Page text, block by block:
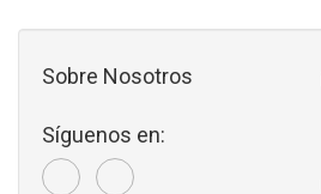
Sobre Nosotros
Síguenos en: